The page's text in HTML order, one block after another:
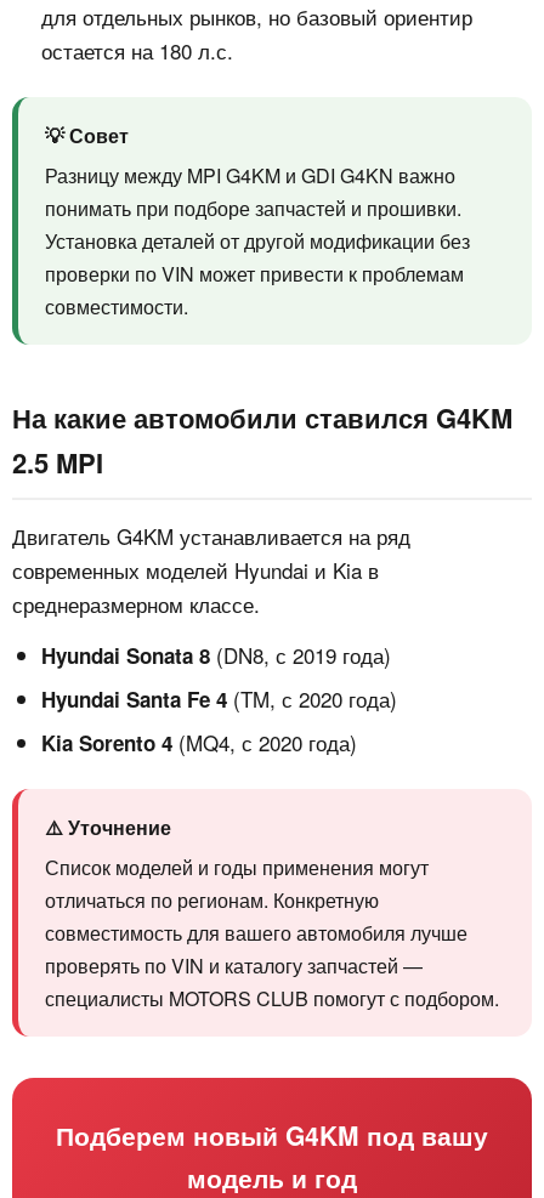
для отдельных рынков, но базовый ориентир
остается на 180 л.с.
💡 Совет
Разницу между MPI G4KM и GDI G4KN важно
понимать при подборе запчастей и прошивки.
Установка деталей от другой модификации без
проверки по VIN может привести к проблемам
совместимости.
На какие автомобили ставился G4KM
2.5 MPI
Двигатель G4KM устанавливается на ряд
современных моделей Hyundai и Kia в
среднеразмерном классе.
Hyundai Sonata 8 (DN8, с 2019 года)
Hyundai Santa Fe 4 (TM, с 2020 года)
Kia Sorento 4 (MQ4, с 2020 года)
⚠️ Уточнение
Список моделей и годы применения могут
отличаться по регионам. Конкретную
совместимость для вашего автомобиля лучше
проверять по VIN и каталогу запчастей —
специалисты MOTORS CLUB помогут с подбором.
Подберем новый G4KM под вашу
модель и год